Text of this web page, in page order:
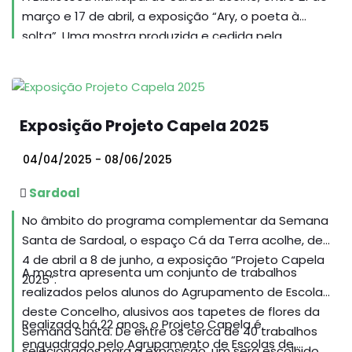
março e 17 de abril, a exposição “Ary, o poeta à
solta”. Uma mostra produzida e cedida pela
Exposição Projeto Capela 2025
04/04/2025 - 08/06/2025
Sardoal
No âmbito do programa complementar da Semana
Santa de Sardoal, o espaço Cá da Terra acolhe, de
4 de abril a 8 de junho, a exposição “Projeto Capela
2025”.
A mostra apresenta um conjunto de trabalhos
realizados pelos alunos do Agrupamento de Escolas
deste Concelho, alusivos aos tapetes de flores da
Semana Santa. De entre os cerca de 40 trabalhos
Realizado há 22 anos, o Projeto Capela é
enquadrado pelo Agrupamento de Escolas de